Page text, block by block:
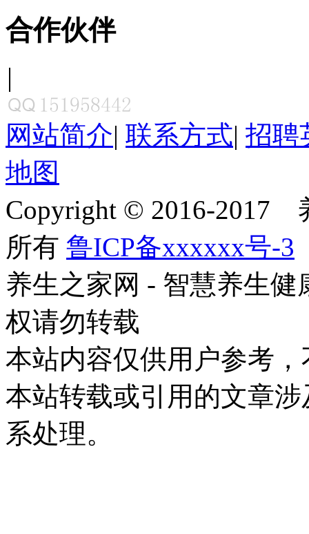
合作伙伴
|
网站简介| 联系方式| 招聘
地图
Copyright © 2016-2017
所有 鲁ICP备xxxxxx号-3
养生之家网 - 智慧养生
权请勿转载
本站内容仅供用户参考
本站转载或引用的文章
系处理。